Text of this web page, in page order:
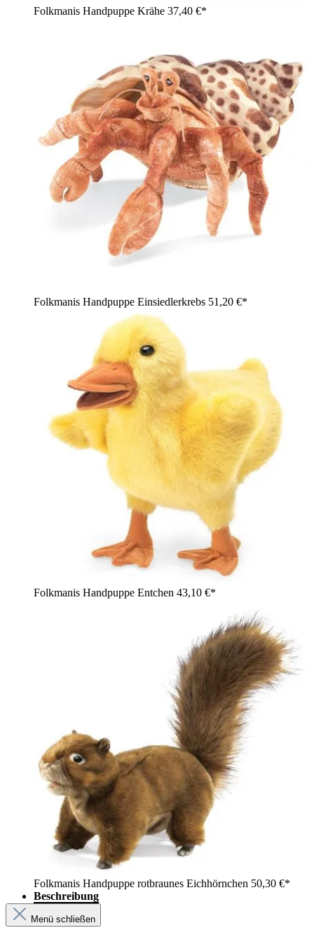
Folkmanis Handpuppe Krähe 37,40 €*
Folkmanis Handpuppe Einsiedlerkrebs 51,20 €*
Folkmanis Handpuppe Entchen 43,10 €*
Folkmanis Handpuppe rotbraunes Eichhörnchen 50,30 €*
Beschreibung
Menü schließen